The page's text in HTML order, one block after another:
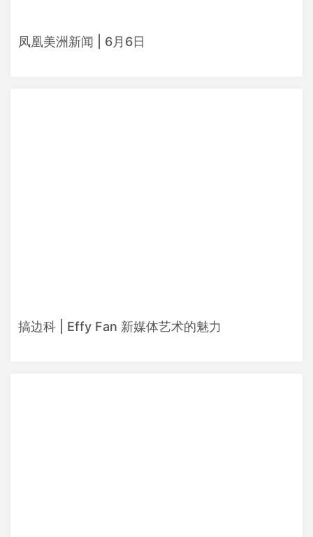
凤凰美洲新闻 | 6月6日
搞边科 | Effy Fan 新媒体艺术的魅力